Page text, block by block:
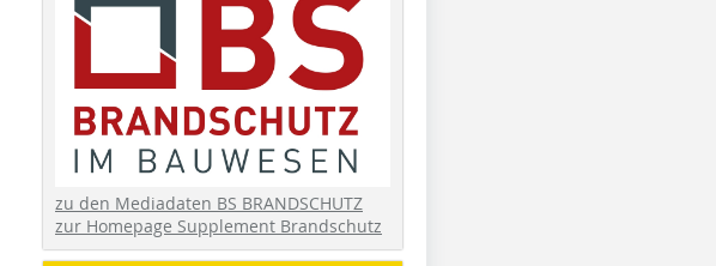
zu den Mediadaten BS BRANDSCHUTZ
zur Homepage Supplement Brandschutz